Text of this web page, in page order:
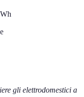
gli elettrodomestici a